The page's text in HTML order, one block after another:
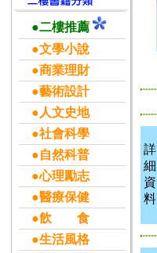
●二樓推薦
●文學小說
●商業理財
●藝術設計
●人文史地
●社會科學
●自然科普
●心理勵志
●醫療保健
●飲 食
●生活風格
詳
細
資
料